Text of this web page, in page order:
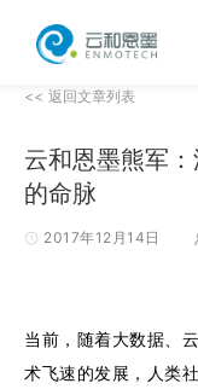
<< 返回文章列表
云和恩墨熊军
的命脉
2017年12月14日
当前，随着大数据、
术飞速的发展，人类